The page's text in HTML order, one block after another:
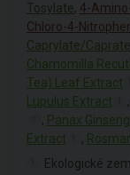
Tosylate, 4-
Chloro-4-
Caprylate/Caprate
Chamomilla
Tea) Leaf Extract
Lupulus Extract
,
, Panax
Extract
,
Ekologické